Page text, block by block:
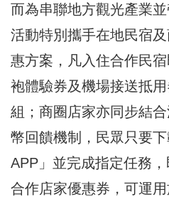
而為串聯地方觀光產業
活動特別攜手在地民宿
惠方案，凡入住合作民
袍體驗券及機場接送抵
組；商圈店家亦同步結
幣回饋機制，民眾只要
APP」並完成指定任務
合作店家優惠券，可運用